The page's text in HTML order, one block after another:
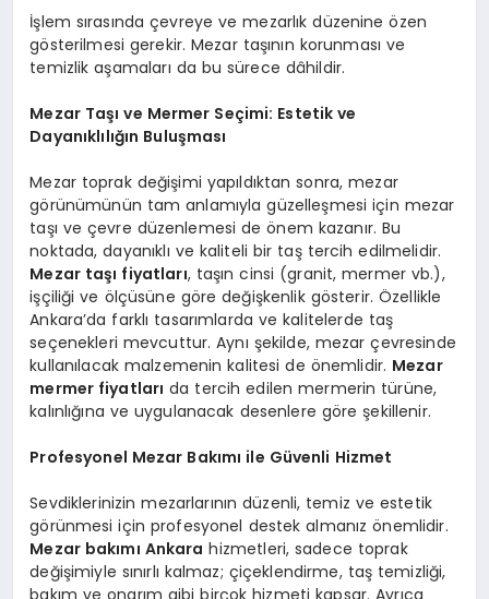
İşlem sırasında çevreye ve mezarlık düzenine özen
gösterilmesi gerekir. Mezar taşının korunması ve
temizlik aşamaları da bu sürece dâhildir.
Mezar Taşı ve Mermer Seçimi: Estetik ve
Dayanıklılığın Buluşması
Mezar toprak değişimi yapıldıktan sonra, mezar
görünümünün tam anlamıyla güzelleşmesi için mezar
taşı ve çevre düzenlemesi de önem kazanır. Bu
noktada, dayanıklı ve kaliteli bir taş tercih edilmelidir.
Mezar taşı fiyatları, taşın cinsi (granit, mermer vb.),
işçiliği ve ölçüsüne göre değişkenlik gösterir. Özellikle
Ankara’da farklı tasarımlarda ve kalitelerde taş
seçenekleri mevcuttur. Aynı şekilde, mezar çevresinde
kullanılacak malzemenin kalitesi de önemlidir. Mezar
mermer fiyatları da tercih edilen mermerin türüne,
kalınlığına ve uygulanacak desenlere göre şekillenir.
Profesyonel Mezar Bakımı ile Güvenli Hizmet
Sevdiklerinizin mezarlarının düzenli, temiz ve estetik
görünmesi için profesyonel destek almanız önemlidir.
Mezar bakımı Ankara hizmetleri, sadece toprak
değişimiyle sınırlı kalmaz; çiçeklendirme, taş temizliği,
bakım ve onarım gibi birçok hizmeti kapsar. Ayrıca